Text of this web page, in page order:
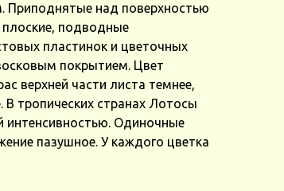
Приподнятые над поверхностью
подводные
пластинок и цветочных
покрытием. Цвет
верхней части листа темнее,
В тропических странах Лотосы
интенсивностью. Одиночные
пазушное. У каждого цветка